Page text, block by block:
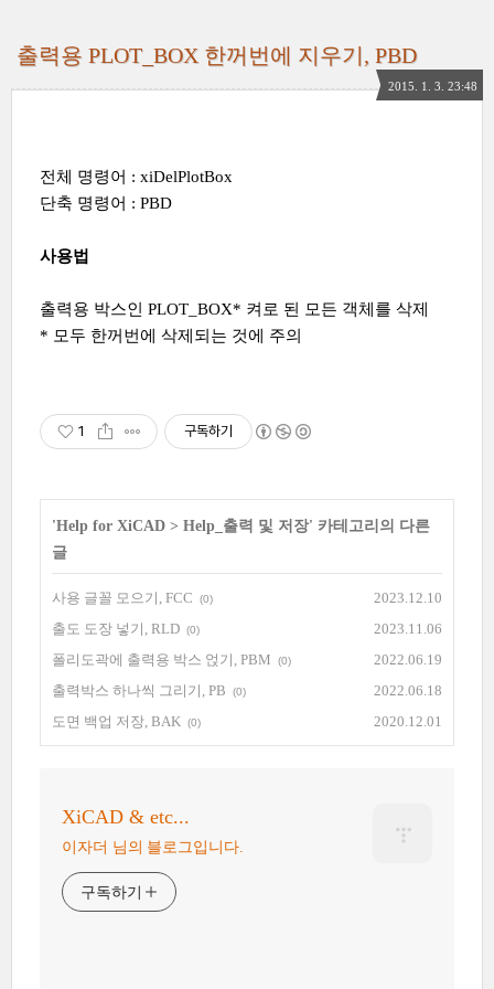
출력용 PLOT_BOX 한꺼번에 지우기, PBD
2015. 1. 3. 23:48
전체 명령어 : xiDelPlotBox
단축 명령어 : PBD
사용법
출력용 박스인 PLOT_BOX* 켜로 된 모든 객체를 삭제
* 모두 한꺼번에 삭제되는 것에 주의
1 구독하기
'Help for XiCAD > Help_출력 및 저장' 카테고리의 다른
글
사용 글꼴 모으기, FCC (0)
2023.12.10
출도 도장 넣기, RLD (0)
2023.11.06
폴리도곽에 출력용 박스 얹기, PBM
(0)
2022.06.19
출력박스 하나씩 그리기, PB
(0)
2022.06.18
도면 백업 저장, BAK (0) 2020.12.01
XiCAD & etc...
이자더 님의 블로그입니다.
구독하기